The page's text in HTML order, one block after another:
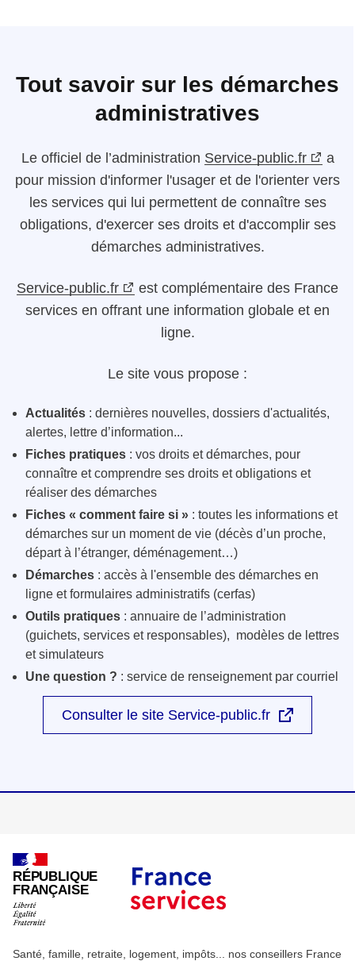
Tout savoir sur les démarches
administratives
Le officiel de l’administration Service-public.fr
a
pour mission d'informer l'usager et de l'orienter vers
les services qui lui permettent de connaître ses
obligations, d'exercer ses droits et d'accomplir ses
démarches administratives.
Service-public.fr
est complémentaire des France
services en offrant une information globale et en
ligne.
Le site vous propose :
Actualités : dernières nouvelles, dossiers d'actualités,
alertes, lettre d’information...
Fiches pratiques : vos droits et démarches, pour
connaître et comprendre ses droits et obligations et
réaliser des démarches
Fiches « comment faire si » : toutes les informations et
démarches sur un moment de vie (décès d’un proche,
départ à l’étranger, déménagement…)
Démarches : accès à l'ensemble des démarches en
ligne et formulaires administratifs (cerfas)
Outils pratiques : annuaire de l’administration
(guichets, services et responsables), modèles de lettres
et simulateurs
Une question ? : service de renseignement par courriel
Consulter le site Service-public.fr
RÉPUBLIQUE
FRANÇAISE
Santé, famille, retraite, logement, impôts... nos conseillers France